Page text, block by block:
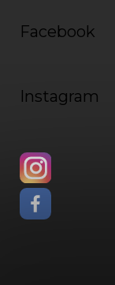
Facebook
Instagram